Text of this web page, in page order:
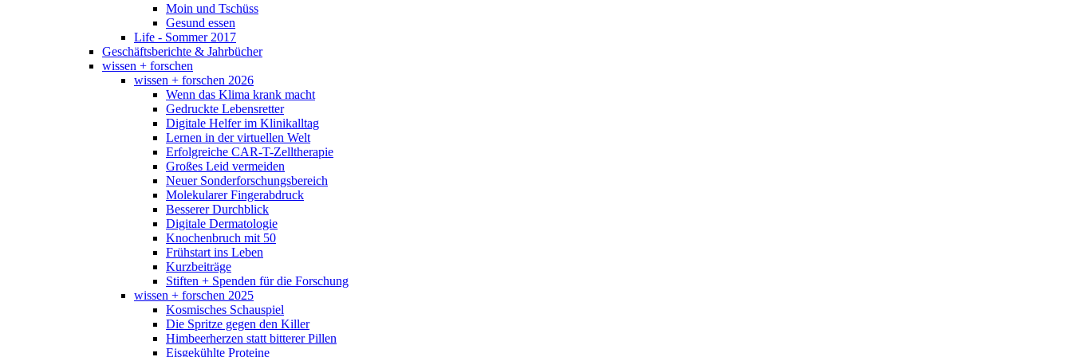
Moin und Tschüss
Gesund essen
Life - Sommer 2017
Geschäftsberichte & Jahrbücher
wissen + forschen
wissen + forschen 2026
Wenn das Klima krank macht
Gedruckte Lebensretter
Digitale Helfer im Klinikalltag
Lernen in der virtuellen Welt
Erfolgreiche CAR-T-Zelltherapie
Großes Leid vermeiden
Neuer Sonderforschungsbereich
Molekularer Fingerabdruck
Besserer Durchblick
Digitale Dermatologie
Knochenbruch mit 50
Frühstart ins Leben
Kurzbeiträge
Stiften + Spenden für die Forschung
wissen + forschen 2025
Kosmisches Schauspiel
Die Spritze gegen den Killer
Himbeerherzen statt bitterer Pillen
Eisgekühlte Proteine